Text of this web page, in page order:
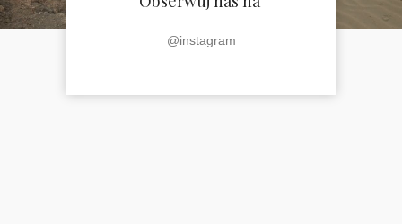
@instagram